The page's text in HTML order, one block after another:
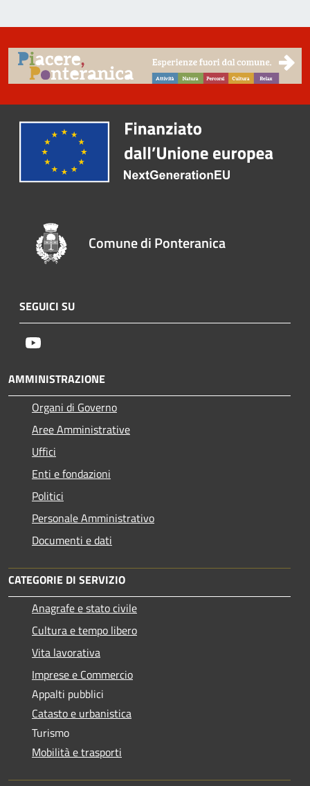
Comune di Ponteranica
SEGUICI SU
AMMINISTRAZIONE
Organi di Governo
Aree Amministrative
Uffici
Enti e fondazioni
Politici
Personale Amministrativo
Documenti e dati
CATEGORIE DI SERVIZIO
Anagrafe e stato civile
Cultura e tempo libero
Vita lavorativa
Imprese e Commercio
Appalti pubblici
Catasto e urbanistica
Turismo
Mobilità e trasporti